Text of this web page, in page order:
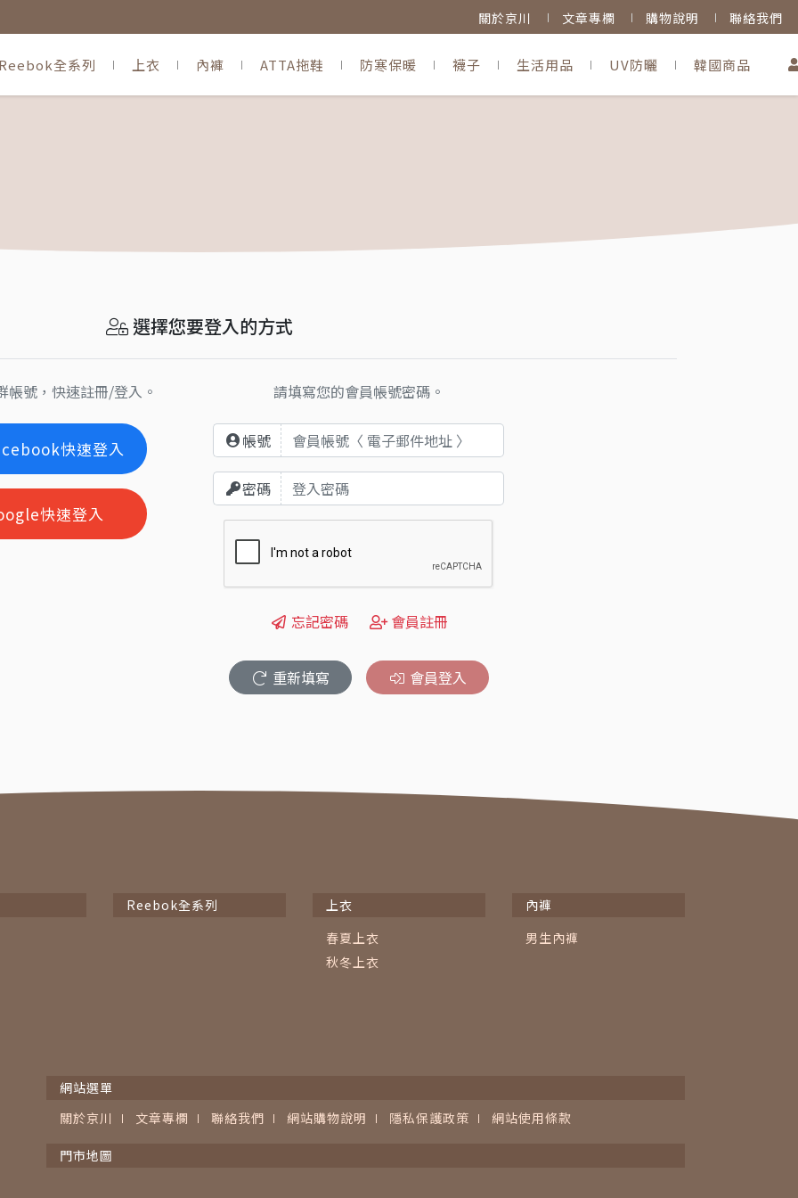
關於京川 文章專欄 購物說明 聯絡我們
全系列 上衣 內褲 ATTA拖鞋 防寒保暖 襪子 生活用品 UV防曬 韓國商品
選擇您要登入的方式
帳號，快速註冊/登入。
快速登入
快速登入
請填寫您的會員帳號密碼。
帳號
密碼
忘記密碼 會員註冊
重新填寫 會員登入
Reebok全系列
上衣
春夏上衣
秋冬上衣
內褲
男生內褲
網站選單
關於京川
文章專欄 聯絡我們 網站購物說明 隱私保護政策 網站使用條款
門市地圖